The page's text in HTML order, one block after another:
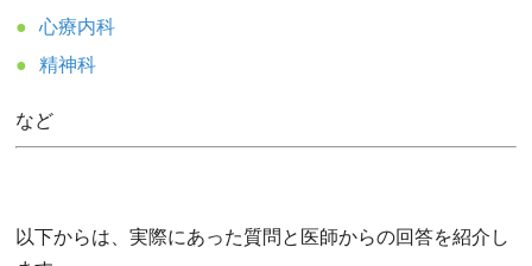
心療内科
精神科
など
以下からは、実際にあった質問と医師からの回答を紹介し